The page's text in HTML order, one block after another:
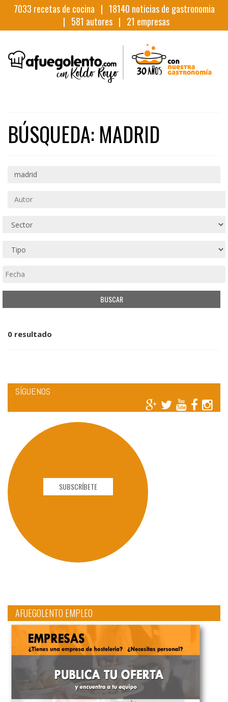
7033 recetas de cocina | 18140 noticias de gastronomia
| 581 autores | 21 empresas
BÚSQUEDA: MADRID
0 resultado
SÍGUENOS
SUBSCRÍBETE
AFUEGOLENTO EMPLEO